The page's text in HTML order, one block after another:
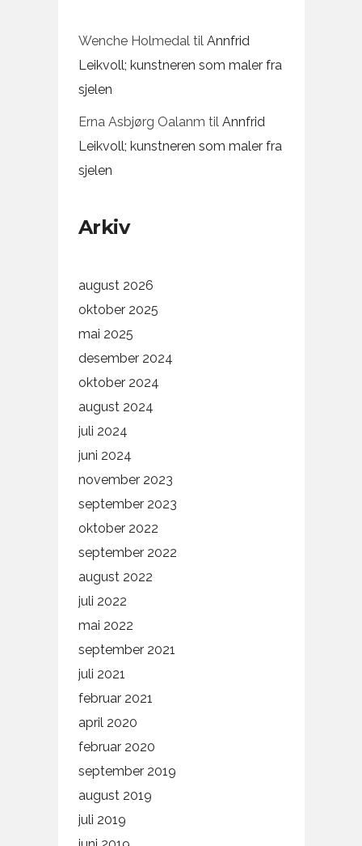
Wenche Holmedaltil Annfrid
Leikvoll; kunstneren som maler fra
sjelen
Erna Asbjørg Oalanm til Annfrid
Leikvoll; kunstneren som maler fra
sjelen
Arkiv
august 2026
oktober 2025
mai 2025
desember 2024
oktober 2024
august 2024
juli 2024
juni 2024
november 2023
september 2023
oktober 2022
september 2022
august 2022
juli 2022
mai 2022
september 2021
juli 2021
februar 2021
april 2020
februar 2020
september 2019
august 2019
juli 2019